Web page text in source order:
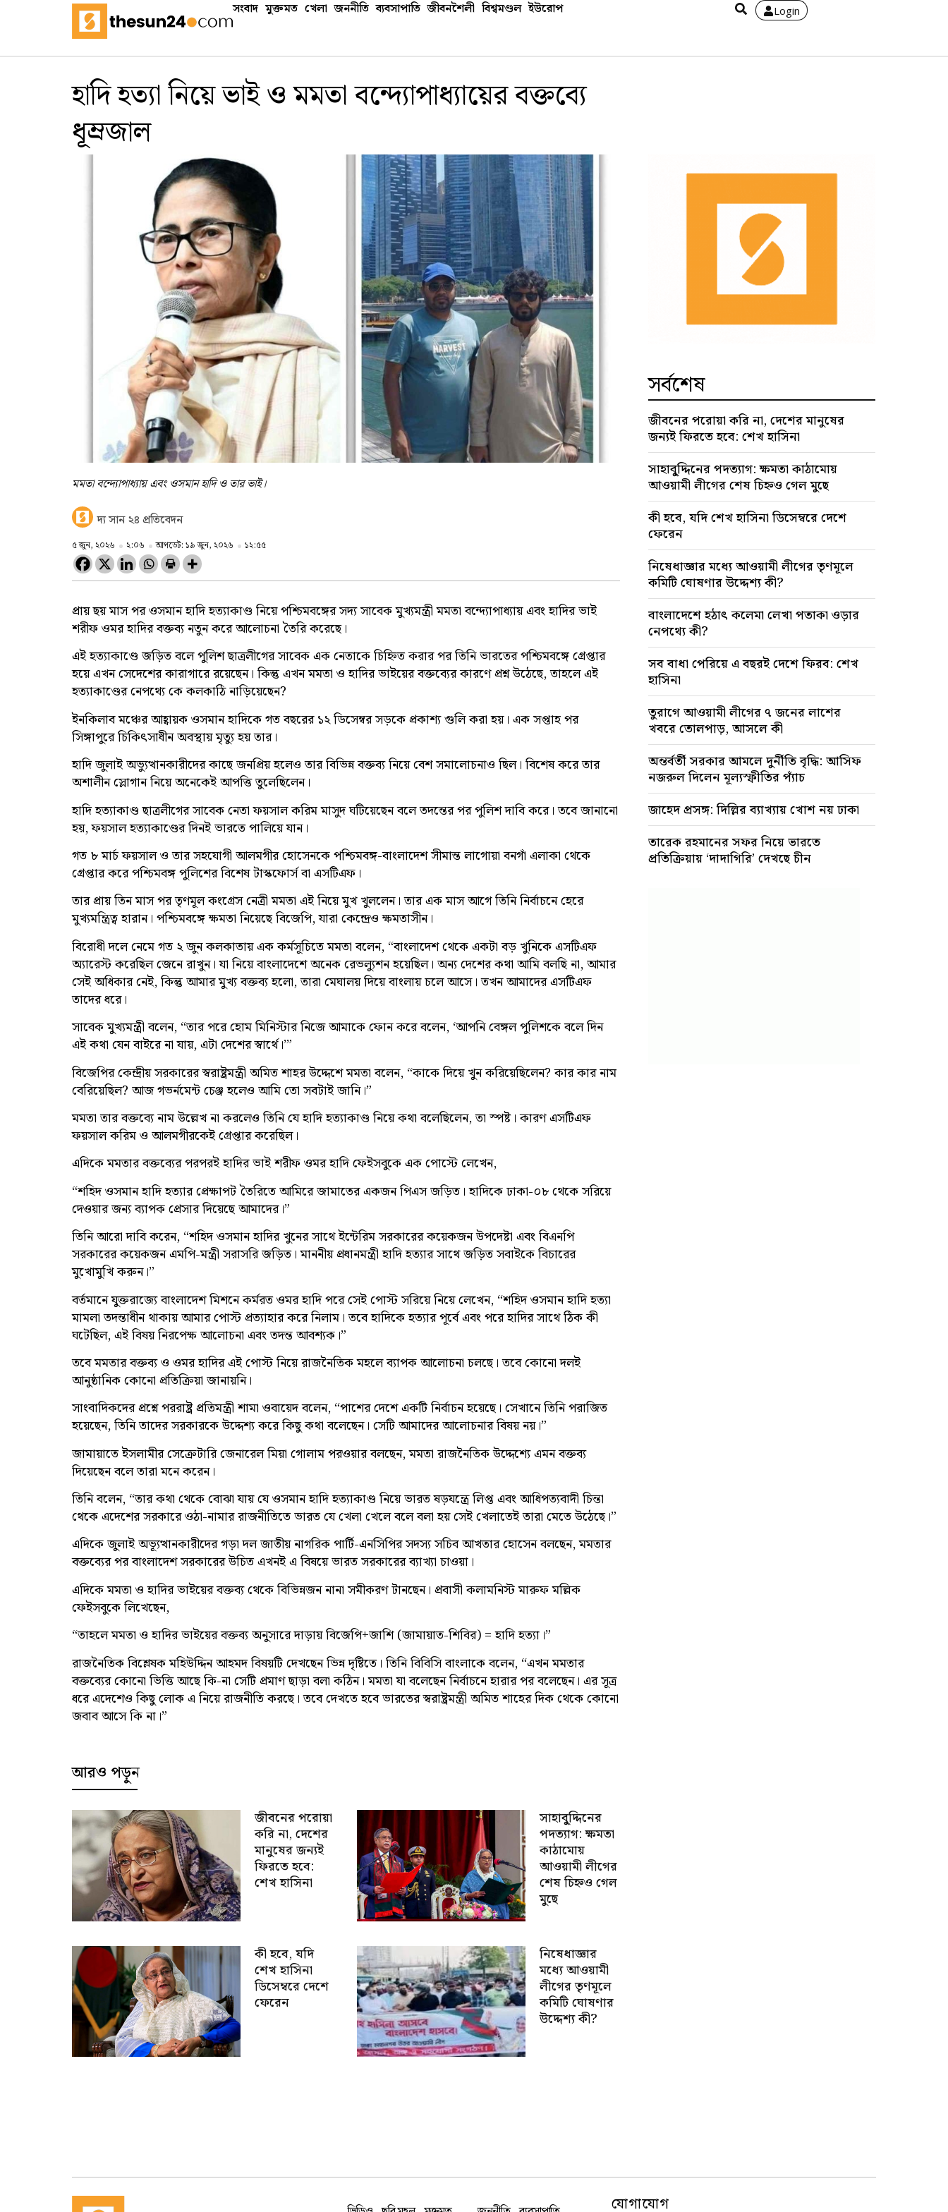
সংবাদ মুক্তমত খেলা জননীতি ব্যবসাপাতি জীবনশৈলী বিশ্বমণ্ডল ইউরোপ Login
হাদি হত্যা নিয়ে ভাই ও মমতা বন্দ্যোপাধ্যায়ের বক্তব্যে
ধূম্রজাল
মমতা বন্দ্যোপাধ্যায় এবং ওসমান হাদি ও তার ভাই।
দ্য সান ২৪ প্রতিবেদন
৫ জুন, ২০২৬ ২:০৬ আপডেট: ১৯ জুন, ২০২৬ ১২:৫৫
প্রায় ছয় মাস পর ওসমান হাদি হত্যাকাণ্ড নিয়ে পশ্চিমবঙ্গের সদ্য সাবেক মুখ্যমন্ত্রী মমতা বন্দ্যোপাধ্যায় এবং হাদির ভাই
শরীফ ওমর হাদির বক্তব্য নতুন করে আলোচনা তৈরি করেছে।
এই হত্যাকাণ্ডে জড়িত বলে পুলিশ ছাত্রলীগের সাবেক এক নেতাকে চিহ্নিত করার পর তিনি ভারতের পশ্চিমবঙ্গে গ্রেপ্তার
হয়ে এখন সেদেশের কারাগারে রয়েছেন। কিন্তু এখন মমতা ও হাদির ভাইয়ের বক্তব্যের কারণে প্রশ্ন উঠেছে, তাহলে এই
হত্যাকাণ্ডের নেপথ্যে কে কলকাঠি নাড়িয়েছেন?
ইনকিলাব মঞ্চের আহ্বায়ক ওসমান হাদিকে গত বছরের ১২ ডিসেম্বর সড়কে প্রকাশ্য গুলি করা হয়। এক সপ্তাহ পর
সিঙ্গাপুরে চিকিৎসাধীন অবস্থায় মৃত্যু হয় তার।
হাদি জুলাই অভ্যুত্থানকারীদের কাছে জনপ্রিয় হলেও তার বিভিন্ন বক্তব্য নিয়ে বেশ সমালোচনাও ছিল। বিশেষ করে তার
অশালীন স্লোগান নিয়ে অনেকেই আপত্তি তুলেছিলেন।
হাদি হত্যাকাণ্ড ছাত্রলীগের সাবেক নেতা ফয়সাল করিম মাসুদ ঘটিয়েছেন বলে তদন্তের পর পুলিশ দাবি করে। তবে জানানো
হয়, ফয়সাল হত্যাকাণ্ডের দিনই ভারতে পালিয়ে যান।
গত ৮ মার্চ ফয়সাল ও তার সহযোগী আলমগীর হোসেনকে পশ্চিমবঙ্গ-বাংলাদেশ সীমান্ত লাগোয়া বনগাঁ এলাকা থেকে
গ্রেপ্তার করে পশ্চিমবঙ্গ পুলিশের বিশেষ টাস্কফোর্স বা এসটিএফ।
তার প্রায় তিন মাস পর তৃণমূল কংগ্রেস নেত্রী মমতা এই নিয়ে মুখ খুললেন। তার এক মাস আগে তিনি নির্বাচনে হেরে
মুখ্যমন্ত্রিত্ব হারান। পশ্চিমবঙ্গে ক্ষমতা নিয়েছে বিজেপি, যারা কেন্দ্রেও ক্ষমতাসীন।
বিরোধী দলে নেমে গত ২ জুন কলকাতায় এক কর্মসূচিতে মমতা বলেন, “বাংলাদেশ থেকে একটা বড় খুনিকে এসটিএফ
অ্যারেস্ট করেছিল জেনে রাখুন। যা নিয়ে বাংলাদেশে অনেক রেভল্যুশন হয়েছিল। অন্য দেশের কথা আমি বলছি না, আমার
সেই অধিকার নেই, কিন্তু আমার মুখ্য বক্তব্য হলো, তারা মেঘালয় দিয়ে বাংলায় চলে আসে। তখন আমাদের এসটিএফ
তাদের ধরে।
সাবেক মুখ্যমন্ত্রী বলেন, “তার পরে হোম মিনিস্টার নিজে আমাকে ফোন করে বলেন, ‘আপনি বেঙ্গল পুলিশকে বলে দিন
এই কথা যেন বাইরে না যায়, এটা দেশের স্বার্থে।’”
বিজেপির কেন্দ্রীয় সরকারের স্বরাষ্ট্রমন্ত্রী অমিত শাহর উদ্দেশে মমতা বলেন, “কাকে দিয়ে খুন করিয়েছিলেন? কার কার নাম
বেরিয়েছিল? আজ গভর্নমেন্ট চেঞ্জ হলেও আমি তো সবটাই জানি।”
মমতা তার বক্তব্যে নাম উল্লেখ না করলেও তিনি যে হাদি হত্যাকাণ্ড নিয়ে কথা বলেছিলেন, তা স্পষ্ট। কারণ এসটিএফ
ফয়সাল করিম ও আলমগীরকেই গ্রেপ্তার করেছিল।
এদিকে মমতার বক্তব্যের পরপরই হাদির ভাই শরীফ ওমর হাদি ফেইসবুকে এক পোস্টে লেখেন,
“শহিদ ওসমান হাদি হত্যার প্রেক্ষাপট তৈরিতে আমিরে জামাতের একজন পিএস জড়িত। হাদিকে ঢাকা-০৮ থেকে সরিয়ে
দেওয়ার জন্য ব্যাপক প্রেসার দিয়েছে আমাদের।”
তিনি আরো দাবি করেন, “শহিদ ওসমান হাদির খুনের সাথে ইন্টেরিম সরকারের কয়েকজন উপদেষ্টা এবং বিএনপি
সরকারের কয়েকজন এমপি-মন্ত্রী সরাসরি জড়িত। মাননীয় প্রধানমন্ত্রী হাদি হত্যার সাথে জড়িত সবাইকে বিচারের
মুখোমুখি করুন।”
বর্তমানে যুক্তরাজ্যে বাংলাদেশ মিশনে কর্মরত ওমর হাদি পরে সেই পোস্ট সরিয়ে নিয়ে লেখেন, “শহিদ ওসমান হাদি হত্যা
মামলা তদন্তাধীন থাকায় আমার পোস্ট প্রত্যাহার করে নিলাম। তবে হাদিকে হত্যার পূর্বে এবং পরে হাদির সাথে ঠিক কী
ঘটেছিল, এই বিষয় নিরপেক্ষ আলোচনা এবং তদন্ত আবশ্যক।”
তবে মমতার বক্তব্য ও ওমর হাদির এই পোস্ট নিয়ে রাজনৈতিক মহলে ব্যাপক আলোচনা চলছে। তবে কোনো দলই
আনুষ্ঠানিক কোনো প্রতিক্রিয়া জানায়নি।
সাংবাদিকদের প্রশ্নে পররাষ্ট্র প্রতিমন্ত্রী শামা ওবায়েদ বলেন, “পাশের দেশে একটি নির্বাচন হয়েছে। সেখানে তিনি পরাজিত
হয়েছেন, তিনি তাদের সরকারকে উদ্দেশ্য করে কিছু কথা বলেছেন। সেটি আমাদের আলোচনার বিষয় নয়।”
জামায়াতে ইসলামীর সেক্রেটারি জেনারেল মিয়া গোলাম পরওয়ার বলছেন, মমতা রাজনৈতিক উদ্দেশ্যে এমন বক্তব্য
দিয়েছেন বলে তারা মনে করেন।
তিনি বলেন, “তার কথা থেকে বোঝা যায় যে ওসমান হাদি হত্যাকাণ্ড নিয়ে ভারত ষড়যন্ত্রে লিপ্ত এবং আধিপত্যবাদী চিন্তা
থেকে এদেশের সরকারে ওঠা-নামার রাজনীতিতে ভারত যে খেলা খেলে বলে বলা হয় সেই খেলাতেই তারা মেতে উঠেছে।”
এদিকে জুলাই অভ্যূত্থানকারীদের গড়া দল জাতীয় নাগরিক পার্টি-এনসিপির সদস্য সচিব আখতার হোসেন বলছেন, মমতার
বক্তব্যের পর বাংলাদেশ সরকারের উচিত এখনই এ বিষয়ে ভারত সরকারের ব্যাখ্যা চাওয়া।
এদিকে মমতা ও হাদির ভাইয়ের বক্তব্য থেকে বিভিন্নজন নানা সমীকরণ টানছেন। প্রবাসী কলামনিস্ট মারুফ মল্লিক
ফেইসবুকে লিখেছেন,
“তাহলে মমতা ও হাদির ভাইয়ের বক্তব্য অনুসারে দাড়ায় বিজেপি+জাশি (জামায়াত-শিবির) = হাদি হত্যা।”
রাজনৈতিক বিশ্লেষক মহিউদ্দিন আহমদ বিষয়টি দেখছেন ভিন্ন দৃষ্টিতে। তিনি বিবিসি বাংলাকে বলেন, “এখন মমতার
বক্তব্যের কোনো ভিত্তি আছে কি-না সেটি প্রমাণ ছাড়া বলা কঠিন। মমতা যা বলেছেন নির্বাচনে হারার পর বলেছেন। এর সূত্র
ধরে এদেশেও কিছু লোক এ নিয়ে রাজনীতি করছে। তবে দেখতে হবে ভারতের স্বরাষ্ট্রমন্ত্রী অমিত শাহের দিক থেকে কোনো
জবাব আসে কি না।”
আরও পড়ুন
জীবনের পরোয়া
করি না, দেশের
মানুষের জন্যই
ফিরতে হবে:
শেখ হাসিনা
সাহাবু্দ্দিনের
পদত্যাগ: ক্ষমতা
কাঠামোয়
আওয়ামী লীগের
শেষ চিহ্নও গেল
মুছে
কী হবে, যদি
শেখ হাসিনা
ডিসেম্বরে দেশে
ফেরেন
নিষেধাজ্ঞার
মধ্যে আওয়ামী
লীগের তৃণমূলে
কমিটি ঘোষণার
উদ্দেশ্য কী?
সর্বশেষ
জীবনের পরোয়া করি না, দেশের মানুষের
জন্যই ফিরতে হবে: শেখ হাসিনা
সাহাবু্দ্দিনের পদত্যাগ: ক্ষমতা কাঠামোয়
আওয়ামী লীগের শেষ চিহ্নও গেল মুছে
কী হবে, যদি শেখ হাসিনা ডিসেম্বরে দেশে
ফেরেন
নিষেধাজ্ঞার মধ্যে আওয়ামী লীগের তৃণমূলে
কমিটি ঘোষণার উদ্দেশ্য কী?
বাংলাদেশে হঠাৎ কলেমা লেখা পতাকা ওড়ার
নেপথ্যে কী?
সব বাধা পেরিয়ে এ বছরই দেশে ফিরব: শেখ
হাসিনা
তুরাগে আওয়ামী লীগের ৭ জনের লাশের
খবরে তোলপাড়, আসলে কী
অন্তর্বর্তী সরকার আমলে দুর্নীতি বৃদ্ধি: আসিফ
নজরুল দিলেন মূল্যস্ফীতির প্যাঁচ
জাহেদ প্রসঙ্গ: দিল্লির ব্যাখ্যায় খোশ নয় ঢাকা
তারেক রহমানের সফর নিয়ে ভারতে
প্রতিক্রিয়ায় ‘দাদাগিরি’ দেখছে চীন
যোগাযোগ